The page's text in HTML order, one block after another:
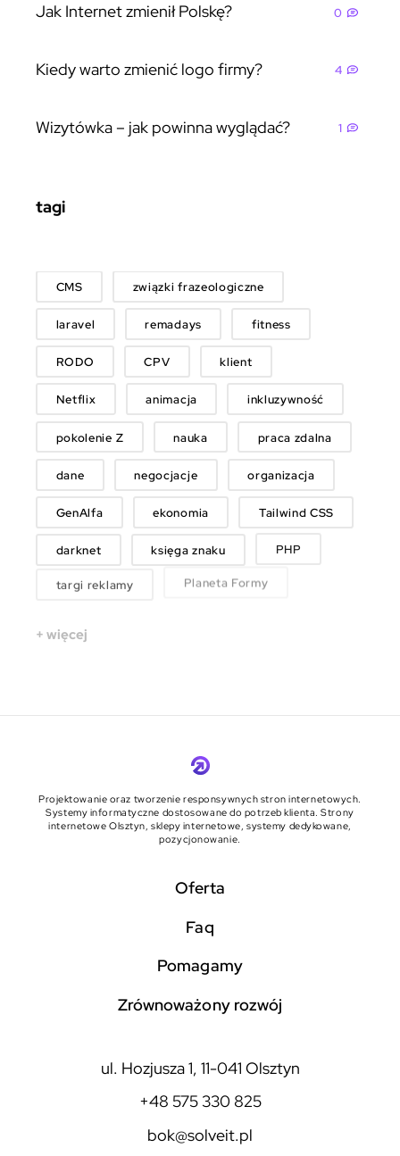
Jak Internet zmienił Polskę? 0
Kiedy warto zmienić logo firmy? 4
Wizytówka – jak powinna wyglądać? 1
tagi
CMS związki frazeologiczne
laravel remadays fitness
RODO CPV klient
Netflix animacja inkluzywność
pokolenie Z nauka praca zdalna
dane negocjacje organizacja
GenAlfa ekonomia Tailwind CSS
darknet księga znaku PHP
targi reklamy Planeta Formy
+ więcej
Projektowanie oraz tworzenie responsywnych stron internetowych.
Systemy informatyczne dostosowane do potrzeb klienta. Strony
internetowe Olsztyn, sklepy internetowe, systemy dedykowane,
pozycjonowanie.
Oferta
faq
pomagamy
zrównoważony rozwój
ul. Hozjusza 1, 11-041 Olsztyn
+48 575 330 825
bok@solveit.pl